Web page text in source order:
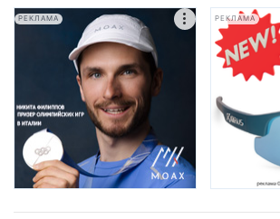
РЕКЛАМА РЕКЛАМА